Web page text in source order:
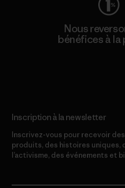
Nous
bénéfices à la
Inscription à la newsletter
Inscrivez-vous pour recevoir
produits, des histoires uniques,
l’activisme, des événements et